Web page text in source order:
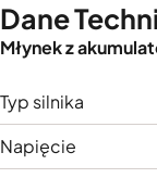
Dane
Młynek z
Typ silnika
Napięcie